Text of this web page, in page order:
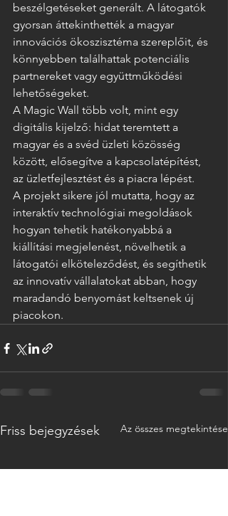
beszélgetéseket generált. A látogatók
gyorsan áttekinthették a magyar
innovációs ökoszisztéma szereplőit, és
könnyebben találhattak potenciális
partnereket vagy együttműködési
lehetőségeket.
A Magic Wall több volt, mint egy
digitális kijelző: hidat teremtett a
magyar és a svéd üzleti közösség
között, elősegítve a kapcsolatépítést,
az üzletfejlesztést és a piacra lépést.
A projekt sikere jól mutatta, hogy az
interaktív technológiai megoldások
hogyan tehetik hatékonyabbá a
kiállítási megjelenést, növelhetik a
látogatói elköteleződést, és segíthetik
az innovatív vállalatokat abban, hogy
maradandó benyomást keltsenek új
piacokon.
Friss bejegyzések Az összes megtekintése